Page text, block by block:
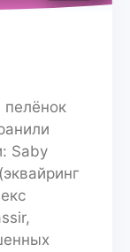
пелёнок
Saby